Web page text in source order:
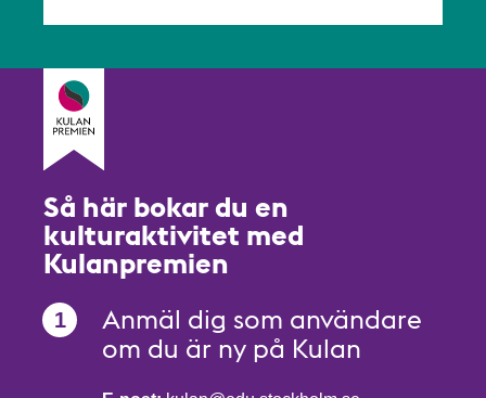
Så här bokar du en
kulturaktivitet med
Kulanpremien
Anmäl dig som användare
om du är ny på Kulan